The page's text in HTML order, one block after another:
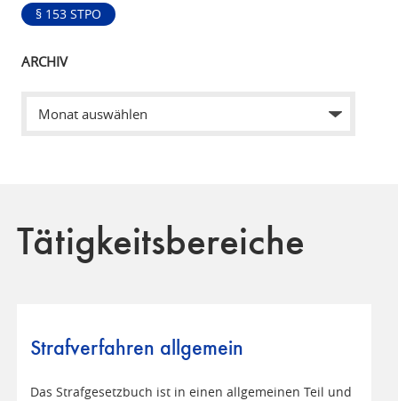
§ 153 STPO
ARCHIV
Tätigkeitsbereiche
Strafverfahren allgemein
Das Strafgesetzbuch ist in einen allgemeinen Teil und